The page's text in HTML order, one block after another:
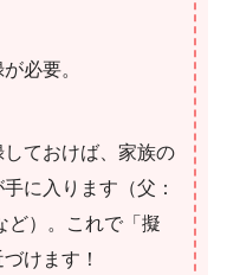
必要。
ておけば、家族の
に入ります（父：
ど）。これで「擬
けます！